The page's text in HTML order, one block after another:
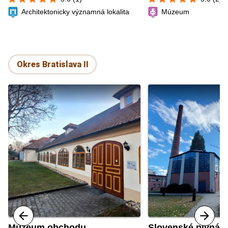
Architektonicky významná lokalita
Múzeum
Okres Bratislava II